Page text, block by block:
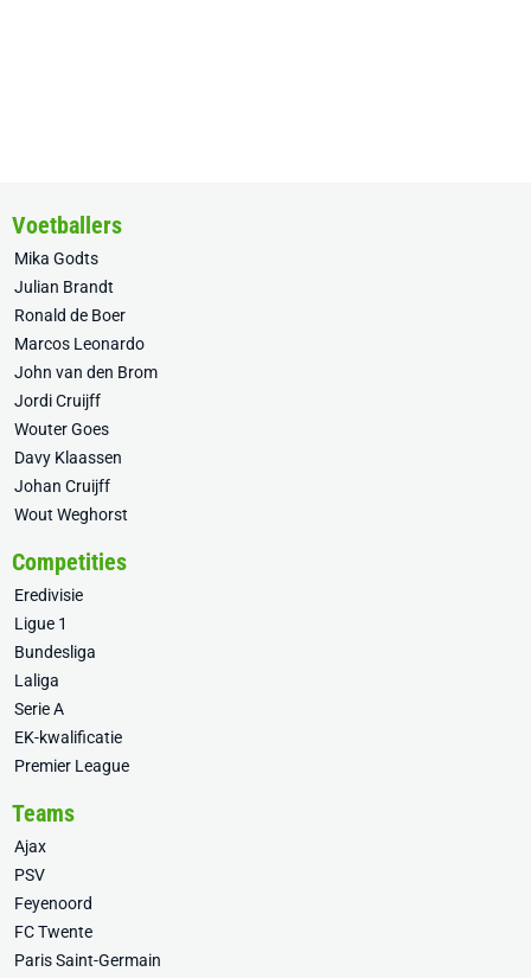
Voetballers
Mika Godts
Julian Brandt
Ronald de Boer
Marcos Leonardo
John van den Brom
Jordi Cruijff
Wouter Goes
Davy Klaassen
Johan Cruijff
Wout Weghorst
Competities
Eredivisie
Ligue 1
Bundesliga
Laliga
Serie A
EK-kwalificatie
Premier League
Teams
Ajax
PSV
Feyenoord
FC Twente
Paris Saint-Germain